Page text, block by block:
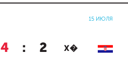
15 ИЮЛЯ
4 : 2 Х�